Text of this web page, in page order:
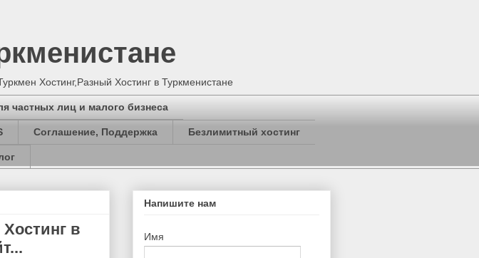
Хостинг,Разный Хостинг в Туркменистане
частных лиц и малого бизнеса
Соглашение, Поддержка Безлимитный хостинг
в
Напишите нам
Имя